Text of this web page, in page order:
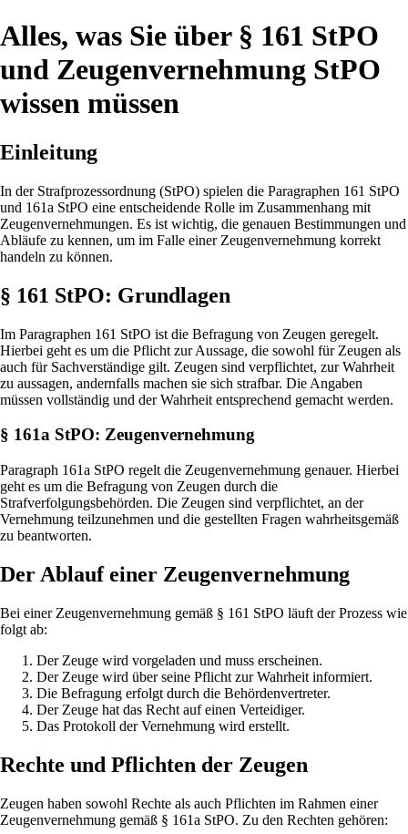
Alles, was Sie über § 161 StPO
und Zeugenvernehmung StPO
wissen müssen
Einleitung
In der Strafprozessordnung (StPO) spielen die Paragraphen 161 StPO
und 161a StPO eine entscheidende Rolle im Zusammenhang mit
Zeugenvernehmungen. Es ist wichtig, die genauen Bestimmungen und
Abläufe zu kennen, um im Falle einer Zeugenvernehmung korrekt
handeln zu können.
§ 161 StPO: Grundlagen
Im Paragraphen 161 StPO ist die Befragung von Zeugen geregelt.
Hierbei geht es um die Pflicht zur Aussage, die sowohl für Zeugen als
auch für Sachverständige gilt. Zeugen sind verpflichtet, zur Wahrheit
zu aussagen, andernfalls machen sie sich strafbar. Die Angaben
müssen vollständig und der Wahrheit entsprechend gemacht werden.
§ 161a StPO: Zeugenvernehmung
Paragraph 161a StPO regelt die Zeugenvernehmung genauer. Hierbei
geht es um die Befragung von Zeugen durch die
Strafverfolgungsbehörden. Die Zeugen sind verpflichtet, an der
Vernehmung teilzunehmen und die gestellten Fragen wahrheitsgemäß
zu beantworten.
Der Ablauf einer Zeugenvernehmung
Bei einer Zeugenvernehmung gemäß § 161 StPO läuft der Prozess wie
folgt ab:
Der Zeuge wird vorgeladen und muss erscheinen.
Der Zeuge wird über seine Pflicht zur Wahrheit informiert.
Die Befragung erfolgt durch die Behördenvertreter.
Der Zeuge hat das Recht auf einen Verteidiger.
Das Protokoll der Vernehmung wird erstellt.
Rechte und Pflichten der Zeugen
Zeugen haben sowohl Rechte als auch Pflichten im Rahmen einer
Zeugenvernehmung gemäß § 161a StPO. Zu den Rechten gehören: